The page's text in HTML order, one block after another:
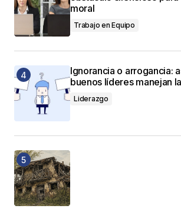
moral
Trabajo en Equipo
Ignorancia o arrogancia:
buenos líderes manejan
Liderazgo